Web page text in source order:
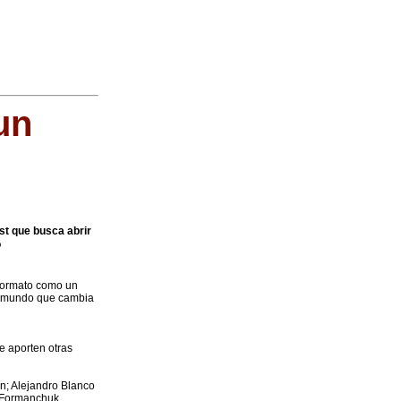
que busca abrir
como un
que cambia
aporten otras
Alejandro Blanco